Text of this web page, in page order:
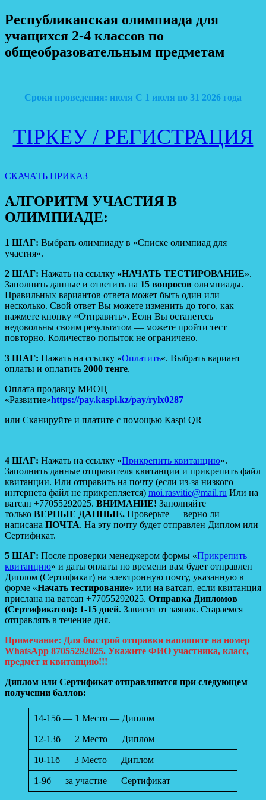
Республиканская олимпиада для
учащихся 2-4 классов по
общеобразовательным предметам
Сроки проведения: июля С 1 июля по 31 2026 года
ТІРКЕУ / РЕГИСТРАЦИЯ
СКАЧАТЬ ПРИКАЗ
АЛГОРИТМ УЧАСТИЯ В
ОЛИМПИАДЕ:
1 ШАГ: Выбрать олимпиаду в «Списке олимпиад для
участия».
2 ШАГ: Нажать на ссылку «НАЧАТЬ ТЕСТИРОВАНИЕ».
Заполнить данные и ответить на 15 вопросов олимпиады.
Правильных вариантов ответа может быть один или
несколько. Свой ответ Вы можете изменить до того, как
нажмете кнопку «Отправить». Если Вы останетесь
недовольны своим результатом — можете пройти тест
повторно. Количество попыток не ограничено.
3 ШАГ: Нажать на ссылку «Оплатить«. Выбрать вариант
оплаты и оплатить 2000 тенге.
Оплата продавцу МИОЦ
«Развитие»https://pay.kaspi.kz/pay/rylx0287
или Сканируйте и платите с помощью Кaspi QR
4 ШАГ: Нажать на ссылку «Прикрепить квитанцию«.
Заполнить данные отправителя квитанции и прикрепить файл
квитанции. Или отправить на почту (если из-за низкого
интернета файл не прикрепляется) moi.rasvitie@mail.ru Или на
ватсап +77055292025. ВНИМАНИЕ! Заполняйте
только ВЕРНЫЕ ДАННЫЕ. Проверьте — верно ли
написана ПОЧТА. На эту почту будет отправлен Диплом или
Сертификат.
5 ШАГ: После проверки менеджером формы «Прикрепить
квитанцию» и даты оплаты по времени вам будет отправлен
Диплом (Сертификат) на электронную почту, указанную в
форме «Начать тестирование» или на ватсап, если квитанция
прислана на ватсап +77055292025. Отправка Дипломов
(Сертификатов): 1-15 дней. Зависит от заявок. Стараемся
отправлять в течение дня.
Примечание: Для быстрой отправки напишите на номер
WhatsApp 87055292025. Укажите ФИО участника, класс,
предмет и квитанцию!!!
Диплом или Сертификат отправляются при следующем
получении баллов:
14-15б — 1 Место — Диплом
12-13б — 2 Место — Диплом
10-11б — 3 Место — Диплом
1-9б — за участие — Сертификат